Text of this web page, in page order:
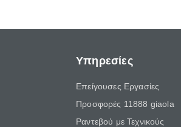
Υπηρεσίες
Επείγουσες Εργασίες
Προσφορές 11888 giaola
Ραντεβού με Τεχνικούς